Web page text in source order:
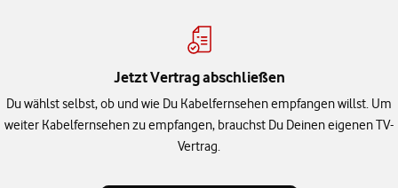
Jetzt Vertrag abschließen
Du wählst selbst, ob und wie Du Kabelfernsehen empfangen willst. Um
weiter Kabelfernsehen zu empfangen, brauchst Du Deinen eigenen TV-
Vertrag.